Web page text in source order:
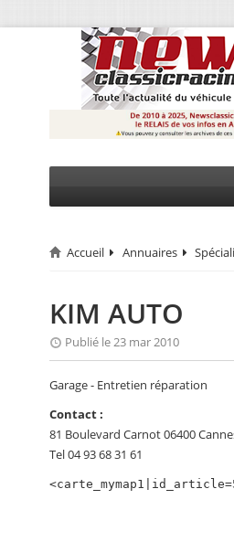
CIRCUIT
RALLYE
MONTAGNE
EVÈNEMENTS
CALENDRIER
FOCUS
VIDEO
Accueil Annuaires
KIM AUTO
Publié le 23 mar 2010
Garage - Entretien réparation
Contact :
81 Boulevard Carnot 06400
Tel 04 93 68 31 61